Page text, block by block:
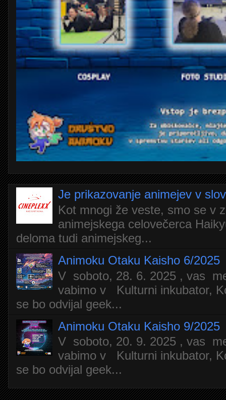
Je prikazovanje animejev v
Kot mnogi že veste, smo se v
animejskega celovečerca
deloma tudi animejskeg...
Animoku Otaku Kaisho 6/2025
V soboto, 28. 6. 2025 , vas
vabimo v Kulturni inkubator,
se bo odvijal geek...
Animoku Otaku Kaisho 9/2025
V soboto, 20. 9. 2025 , vas
vabimo v Kulturni inkubator,
se bo odvijal geek...